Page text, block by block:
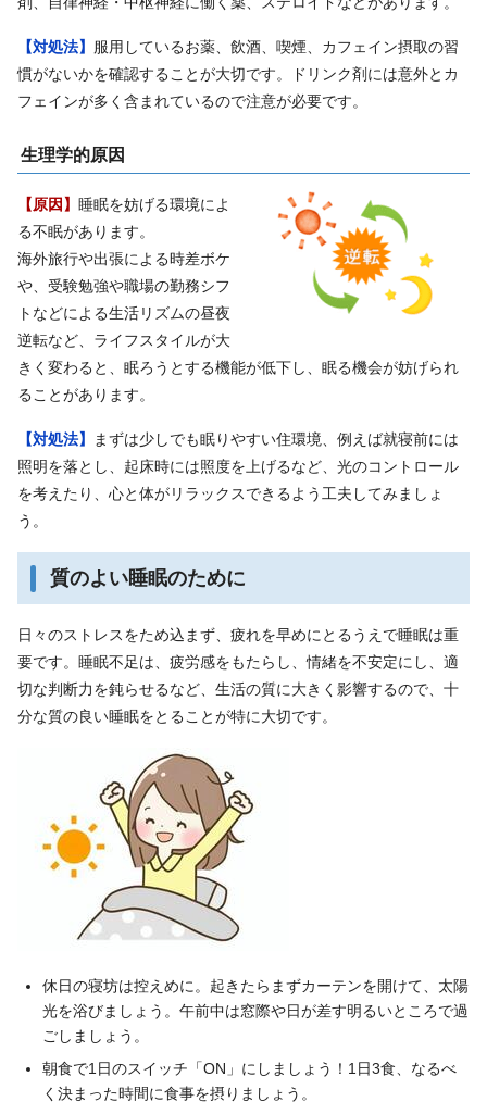
【対処法】 服用しているお薬、飲酒、喫煙、カフェイン摂取の習
慣がないかを確認することが大切です。ドリンク剤には意外とカ
フェインが多く含まれているので注意が必要です。
生理学的原因
【原因】 睡眠を妨げる環境によ
る不眠があります。
海外旅行や出張による時差ボケ
や、受験勉強や職場の勤務シフ
トなどによる生活リズムの昼夜
逆転など、ライフスタイルが大
きく変わると、眠ろうとする機能が低下し、眠る機会が妨げられ
ることがあります。
【対処法】
まずは少しでも眠りやすい住環境、例えば就寝前には
照明を落とし、起床時には照度を上げるなど、光のコントロール
を考えたり、心と体がリラックスできるよう工夫してみましょ
う。
質のよい睡眠のために
日々のストレスをため込まず、疲れを早めにとるうえで睡眠は重
要です。睡眠不足は、疲労感をもたらし、情緒を不安定にし、適
切な判断力を鈍らせるなど、生活の質に大きく影響するので、十
分な質の良い睡眠をとることが特に大切です。
休日の寝坊は控えめに。起きたらまずカーテンを開けて、太陽
光を浴びましょう。午前中は窓際や日が差す明るいところで過
ごしましょう。
朝食で1日のスイッチ「ON」にしましょう！1日3食、なるべ
く決まった時間に食事を摂りましょう。